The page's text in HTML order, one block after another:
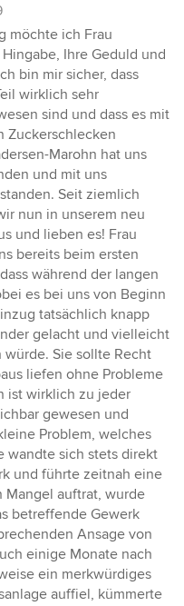
möchte ich Frau
Ihre Geduld und
bin mir sicher, dass
wirklich sehr
sind und dass es mit
Zuckerschlecken
Marohn hat uns
und mit uns
Seit ziemlich
nun in unserem neu
und lieben es! Frau
bereits beim ersten
während der langen
es bei uns von Beginn
tatsächlich knapp
gelacht und vielleicht
Sie sollte Recht
liefen ohne Probleme
ist wirklich zu jeder
gewesen und
Problem, welches
wandte sich stets direkt
und führte zeitnah eine
Mangel auftrat, wurde
betreffende Gewerk
Ansage von
einige Monate nach
ein merkwürdiges
auffiel, kümmerte